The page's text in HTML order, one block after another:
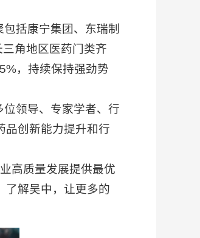
括康宁集团、东瑞制
角地区医药门类齐
，持续保持强劲势
领导、专家学者、行
品创新能力提升和行
高质量发展提供最优
了解吴中，让更多的